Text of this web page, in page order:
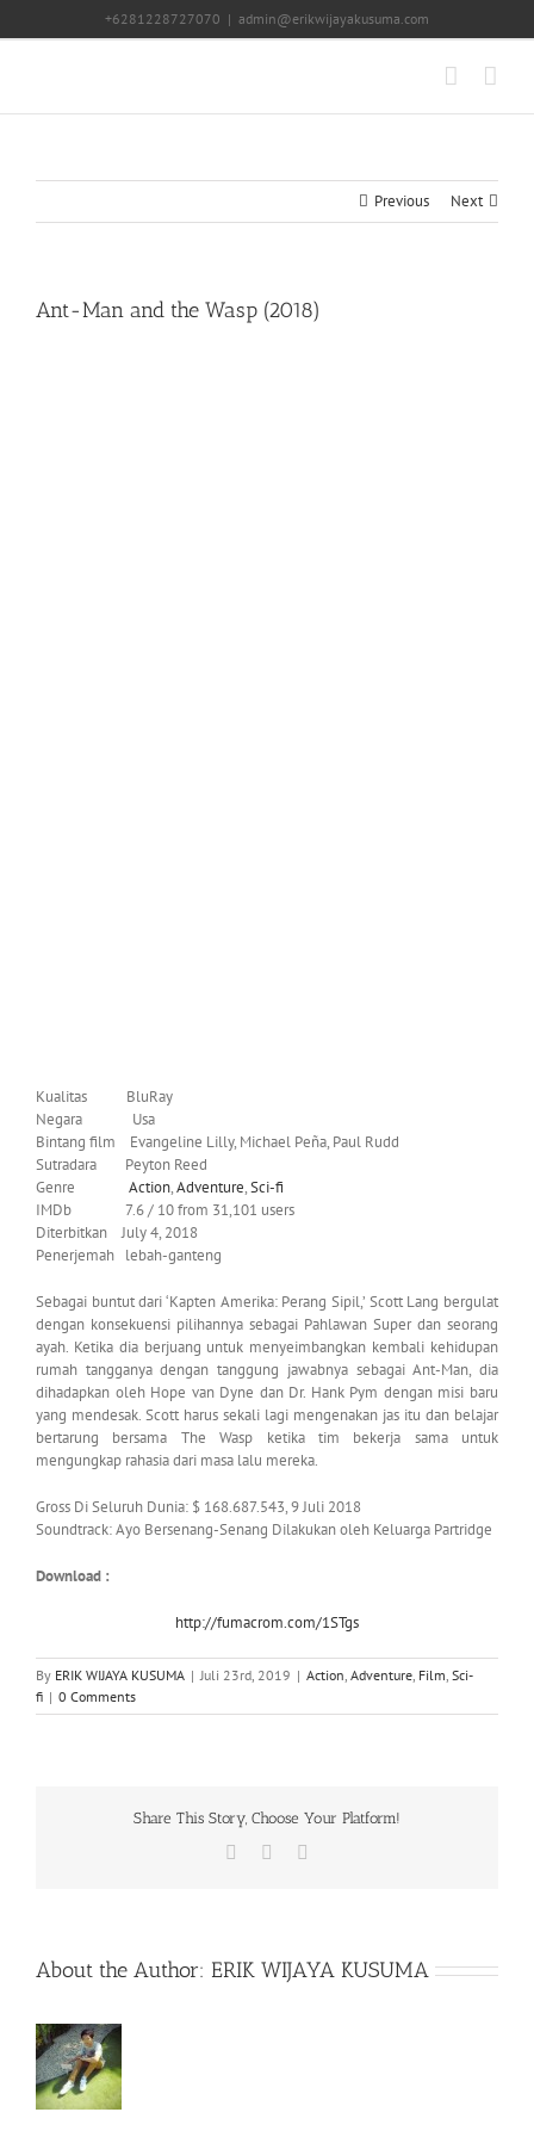
+6281228727070 | admin@erikwijayakusuma.com
Previous Next
Ant-Man and the Wasp (2018)
Kualitas BluRay
Negara Usa
Bintang film Evangeline Lilly, Michael Peña, Paul Rudd
Sutradara Peyton Reed
Genre Action,Adventure,Sci-fi
IMDb 7.6 / 10 from 31,101 users
Diterbitkan July 4, 2018
Penerjemah lebah-ganteng
Sebagai buntut dari ‘Kapten Amerika: Perang Sipil,’ Scott Lang bergulat
dengan konsekuensi pilihannya sebagai Pahlawan Super dan seorang
ayah. Ketika dia berjuang untuk menyeimbangkan kembali kehidupan
rumah tangganya dengan tanggung jawabnya sebagai Ant-Man, dia
dihadapkan oleh Hope van Dyne dan Dr. Hank Pym dengan misi baru
yang mendesak. Scott harus sekali lagi mengenakan jas itu dan belajar
bertarung bersama The Wasp ketika tim bekerja sama untuk
mengungkap rahasia dari masa lalu mereka.
Gross Di Seluruh Dunia: $ 168.687.543, 9 Juli 2018
Soundtrack: Ayo Bersenang-Senang Dilakukan oleh Keluarga Partridge
Download :
http://fumacrom.com/1STgs
By ERIK WIJAYA KUSUMA | Juli 23rd, 2019 | Action Adventure Film Sci-
fi | 0 Comments
Share This Story, Choose Your Platform!
Facebook
About the Author: ERIK WIJAYA KUSUMA